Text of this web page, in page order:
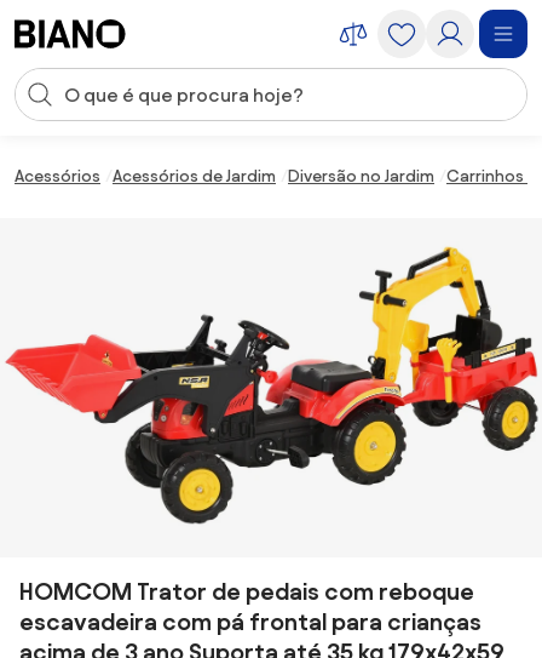
Entrada de pesquisa
Acessórios Acessórios de Jardim Diversão no Jardim Carrinhos e
HOMCOM Trator de pedais com reboque
escavadeira com pá frontal para crianças
acima de 3 ano Suporta até 35 kg 179x42x59